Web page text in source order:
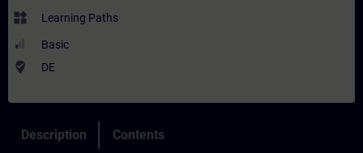
widgets Learning Paths
Basic
where_to_vote DE
Description Contents